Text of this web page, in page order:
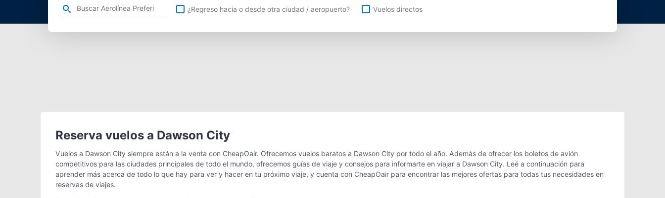
Refina tu búsqueda por aerolínea, ciudad o aeropuerto o vuelos directos
¿Regreso hacia o desde otra ciudad / aeropuerto? Vuelos directos
Reserva vuelos a Dawson City
Vuelos a Dawson City siempre están a la venta con CheapOair. Ofrecemos vuelos baratos a Dawson City por todo el año. Además de ofrecer los boletos de avión
competitivos para las ciudades principales de todo el mundo, ofrecemos guías de viaje y consejos para informarte en viajar a Dawson City. Leé a continuación para
aprender más acerca de todo lo que hay para ver y hacer en tu próximo viaje, y cuenta con CheapOair para encontrar las mejores ofertas para todas tus necesidades en
reservas de viajes.